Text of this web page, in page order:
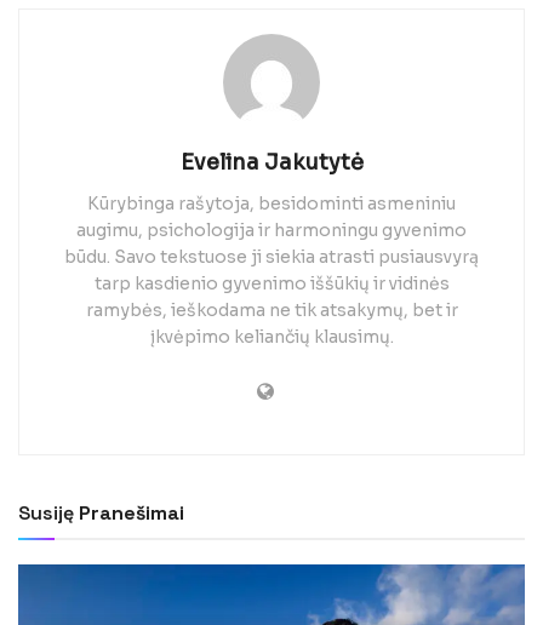
Evelina Jakutytė
Kūrybinga rašytoja, besidominti asmeniniu
augimu, psichologija ir harmoningu gyvenimo
būdu. Savo tekstuose ji siekia atrasti pusiausvyrą
tarp kasdienio gyvenimo iššūkių ir vidinės
ramybės, ieškodama ne tik atsakymų, bet ir
įkvėpimo keliančių klausimų.
Susiję Pranešimai